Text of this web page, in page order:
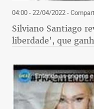
04:00 - 22/04/2022-
Silviano Santiago
liberdade', que